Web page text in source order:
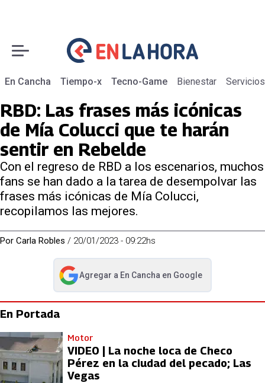
En Cancha Tiempo-x Tecno-Game Bienestar Servicios
RBD: Las frases más icónicas
de Mía Colucci que te harán
sentir en Rebelde
Con el regreso de RBD a los escenarios, muchos
fans se han dado a la tarea de desempolvar las
frases más icónicas de Mía Colucci,
recopilamos las mejores.
Por Carla Robles / 20/01/2023 - 09:22hs
Agregar a En Cancha en Google
abre en nueva pestaña
En Portada
Motor
VIDEO | La noche loca de Checo
Pérez en la ciudad del pecado; Las
Vegas